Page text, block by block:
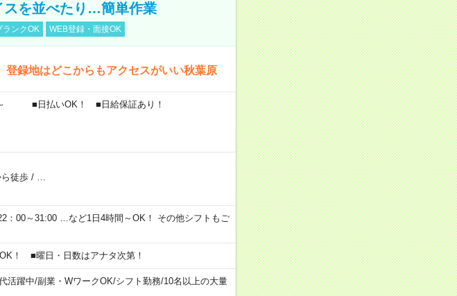
スを並べたり…簡単作業
ランクOK WEB登録・面接OK
録地はどこからもアクセスがいい秋葉原
～ ■日払いOK！ ■日給保証あり！
徒歩/ …
：00～31:00 …など1日4時間～OK！ その他シフトもご
！ ■曜日・日数はアナタ次第！
活躍中/副業・WワークOK/シフト勤務/10名以上の大量